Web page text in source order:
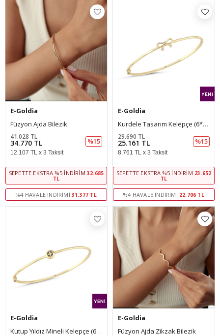
E-Goldia
Füzyon Ajda Bilezik
34.770 TL
41.028 TL
%15
12.107 TL x 3 Taksit
SEPETTE EKSTRA %5 İNDIRIM 32.685
TL
%4 HAVALE İNDIRIMI 31.377 TL
E-Goldia
Kurdele Tasarım Kelepçe (6*5 Cm 1 Mm)
25.161 TL
29.690 TL
%15
8.761 TL x 3 Taksit
SEPETTE EKSTRA %5 İNDIRIM 23.652
TL
%4 HAVALE İNDIRIMI 22.706 TL
E-Goldia
Kutup Yıldız Mineli Kelepçe (6*5 Cm 1 Mm)
E-Goldia
Füzyon Ajda Zikzak Bilezik